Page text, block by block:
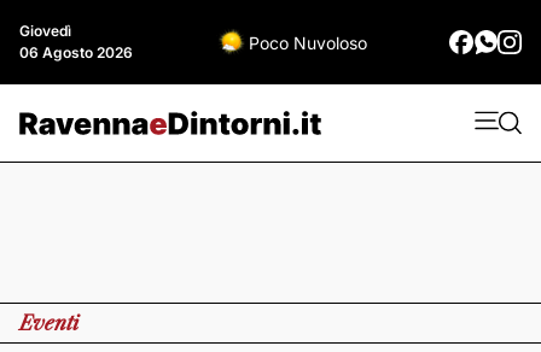
Giovedì
06 Agosto 2026
Poco Nuvoloso
Eventi